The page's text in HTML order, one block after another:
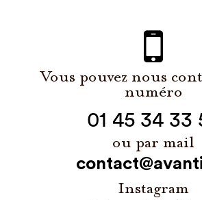
Vous pouvez nous
numéro
01 45 34 33
ou par mail
Instagram